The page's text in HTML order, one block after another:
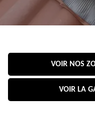
VOIR NOS
VOIR LA